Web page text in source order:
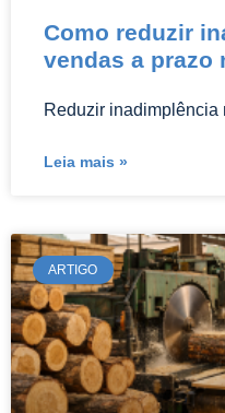
Como reduzir
vendas a prazo
Reduzir inadimplência
Leia mais »
ARTIGO